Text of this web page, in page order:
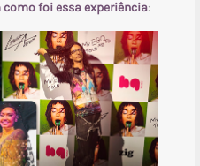
foi essa experiência: